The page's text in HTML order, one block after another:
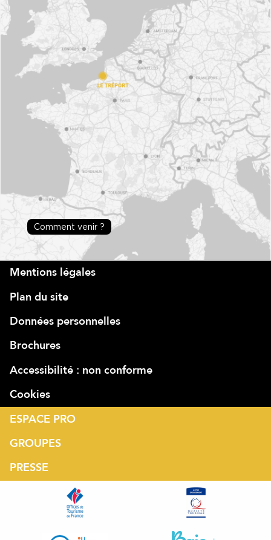
Comment venir ?
Mentions légales
Plan du site
Données personnelles
Brochures
Accessibilité : non conforme
Cookies
ESPACE PRO
GROUPES
PRESSE